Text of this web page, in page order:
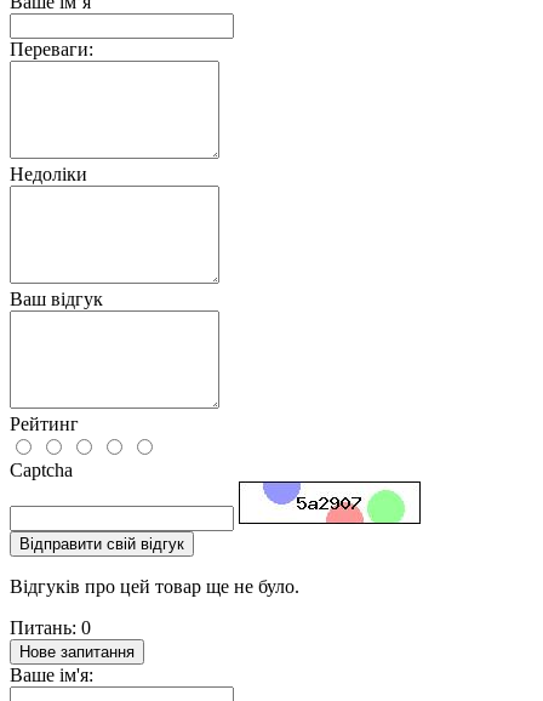
Переваги:
Недоліки
Ваш відгук
Рейтинг
Captcha
Відправити свій відгук
Відгуків про цей товар ще не було.
Питань: 0
Нове запитання
Ваше ім'я: